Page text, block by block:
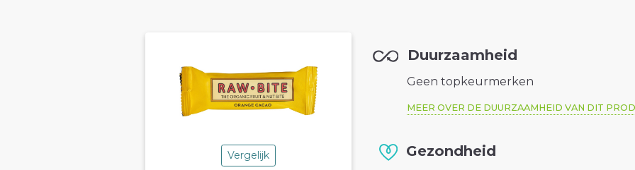
Vergelijk
Duurzaamheid
Geen topkeurmerken
MEER OVER DE DUURZAAMHEID VAN DIT
Gezondheid